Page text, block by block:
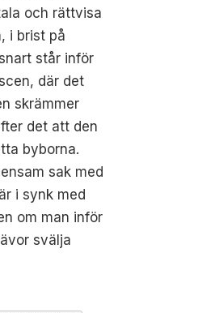
och rättvisa
i brist på
står inför
där det
skrämmer
det att den
byborna.
sak med
i synk med
om man inför
svälja